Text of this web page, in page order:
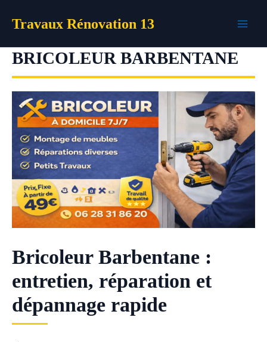
Travaux Rénovation 13
BRICOLEUR BARBENTANE
Bricoleur Barbentane :
entretien, réparation et
dépannage rapide